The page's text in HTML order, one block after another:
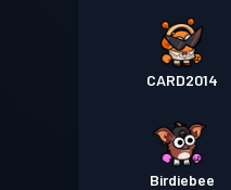
CARD2014
Birdiebee